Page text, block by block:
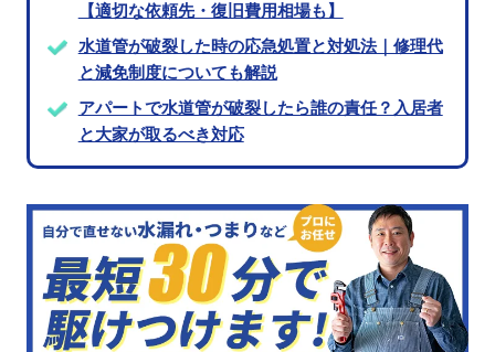
【適切な依頼先・復旧費用相場も】
水道管が破裂した時の応急処置と対処法｜修理代
と減免制度についても解説
アパートで水道管が破裂したら誰の責任？入居者
と大家が取るべき対応